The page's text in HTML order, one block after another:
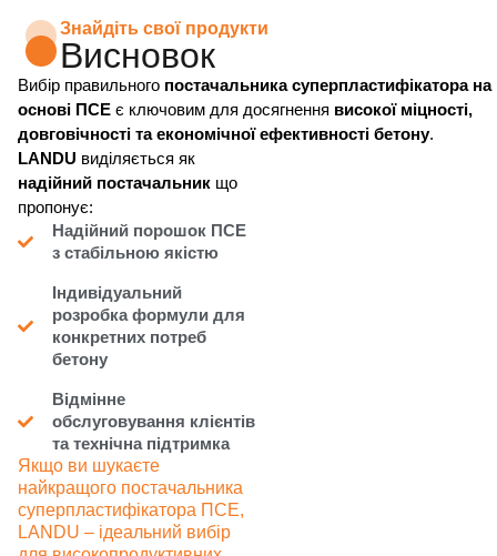
Знайдіть свої продукти
Висновок
Вибір правильного постачальника суперпластифікатора на
основі ПСЕ є ключовим для досягнення високої міцності,
довговічності та економічної ефективності бетону.
LANDU виділяється як
надійний постачальник що
пропонує:
Надійний порошок ПСЕ
з стабільною якістю
Індивідуальний
розробка формули для
конкретних потреб
бетону
Відмінне
обслуговування клієнтів
та технічна підтримка
Якщо ви шукаєте
найкращого постачальника
суперпластифікатора ПСЕ,
LANDU – ідеальний вибір